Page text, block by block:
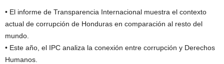
• El informe de Transparencia Internacional muestra el contexto
actual de corrupción de Honduras en comparación al resto del
mundo.
• Este año, el IPC analiza la conexión entre corrupción y Derechos
Humanos.